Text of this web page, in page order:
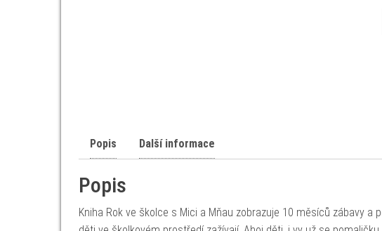
Popis Další informace
Popis
Kniha Rok ve školce s Mici a Mňau zobrazuje 10 měsíců zábavy